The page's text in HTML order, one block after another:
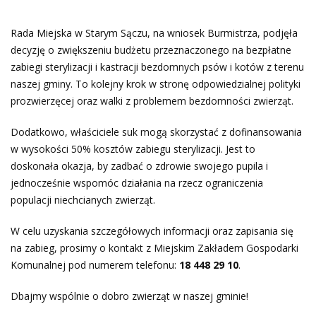
Rada Miejska w Starym Sączu, na wniosek Burmistrza, podjęła
decyzję o zwiększeniu budżetu przeznaczonego na bezpłatne
zabiegi sterylizacji i kastracji bezdomnych psów i kotów z terenu
naszej gminy. To kolejny krok w stronę odpowiedzialnej polityki
prozwierzęcej oraz walki z problemem bezdomności zwierząt.
Dodatkowo, właściciele suk mogą skorzystać z dofinansowania
w wysokości 50% kosztów zabiegu sterylizacji. Jest to
doskonała okazja, by zadbać o zdrowie swojego pupila i
jednocześnie wspomóc działania na rzecz ograniczenia
populacji niechcianych zwierząt.
W celu uzyskania szczegółowych informacji oraz zapisania się
na zabieg, prosimy o kontakt z Miejskim Zakładem Gospodarki
Komunalnej pod numerem telefonu: 18 448 29 10.
Dbajmy wspólnie o dobro zwierząt w naszej gminie!